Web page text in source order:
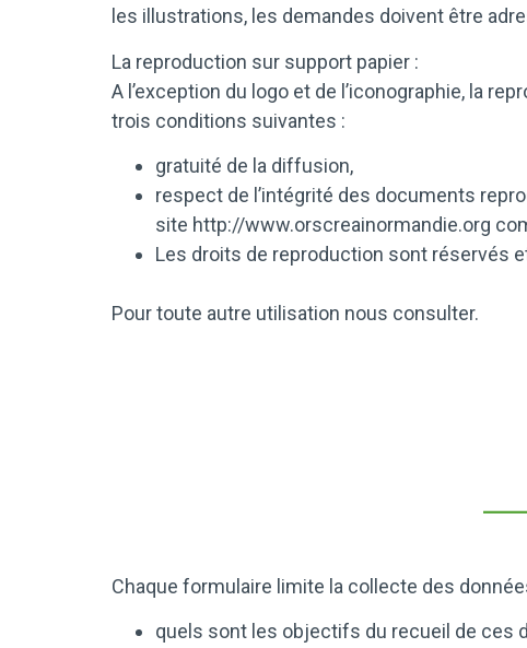
les illustrations, les demandes doivent être
La reproduction sur support papier :
A l’exception du logo et de l’iconographie, la
trois conditions suivantes :
gratuité de la diffusion,
respect de l’intégrité des documents
site http://www.orscreainormandie.org
Les droits de reproduction sont réservés
Pour toute autre utilisation nous consulter.
Chaque formulaire limite la collecte des
quels sont les objectifs du recueil de ces